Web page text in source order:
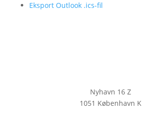
Eksport Outlook .ics-fil
Nyhavn 16 Z
1051 København K